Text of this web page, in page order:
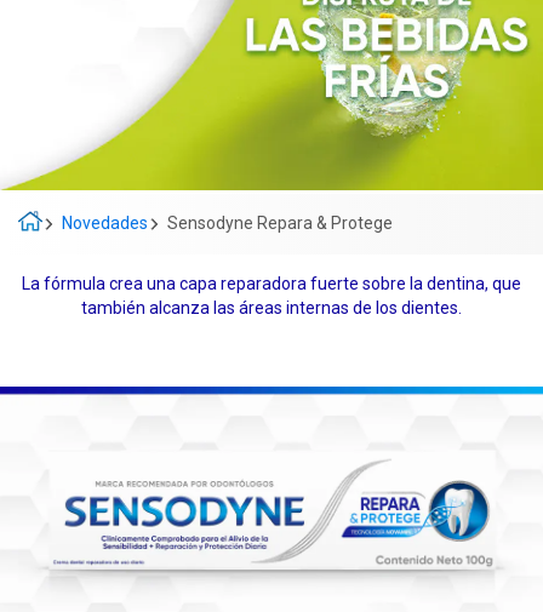
Novedades Sensodyne Repara & Protege
La fórmula crea una capa reparadora fuerte sobre la dentina, que
también alcanza las áreas internas de los dientes.